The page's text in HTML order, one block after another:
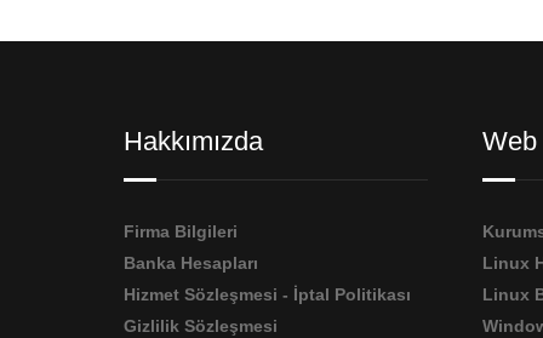
Hakkımızda
Firma Bilgileri
Banka Hesapları
Hizmet Sözleşmesi - İptal Politikası
Gizlilik Sözleşmesi
Web
Linux
Linux